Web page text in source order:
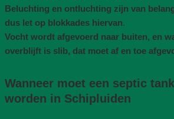
Beluchting en ontluchting zijn van
dus let op blokkades hiervan.
Vocht wordt afgevoerd naar buiten, en
overblijft is slib, dat moet af en toe
Wanneer moet een septic
worden in Schipluiden